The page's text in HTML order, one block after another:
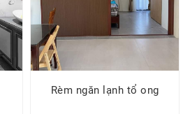
Rèm ngăn lạnh tổ ong